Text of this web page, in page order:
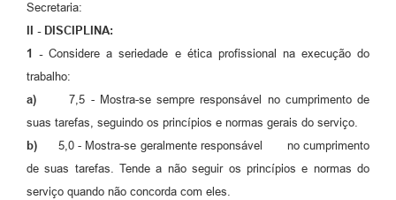
Secretaria:
II - DISCIPLINA:
1 -Considere a seriedade e ética profissional na execução do
trabalho:
a) 7,5 - Mostra-se sempre responsável no cumprimento de
suas tarefas, seguindo os princípios e normas gerais do serviço.
b) 5,0 - Mostra-se geralmente responsável no cumprimento
de suas tarefas. Tende a não seguir os princípios e normas do
serviço quando não concorda com eles.